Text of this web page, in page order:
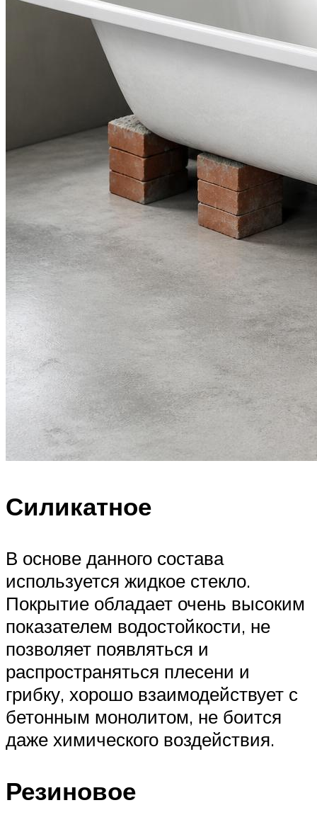
Силикатное
В основе данного состава
используется жидкое стекло.
Покрытие обладает очень высоким
показателем водостойкости, не
позволяет появляться и
распространяться плесени и
грибку, хорошо взаимодействует с
бетонным монолитом, не боится
даже химического воздействия.
Резиновое